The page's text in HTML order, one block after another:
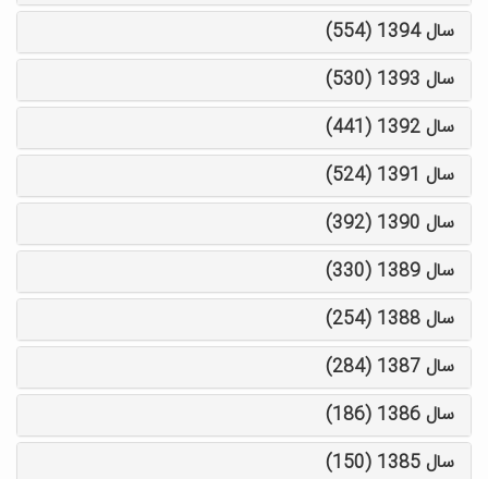
سال 1394 (554)
سال 1393 (530)
سال 1392 (441)
سال 1391 (524)
سال 1390 (392)
سال 1389 (330)
سال 1388 (254)
سال 1387 (284)
سال 1386 (186)
سال 1385 (150)